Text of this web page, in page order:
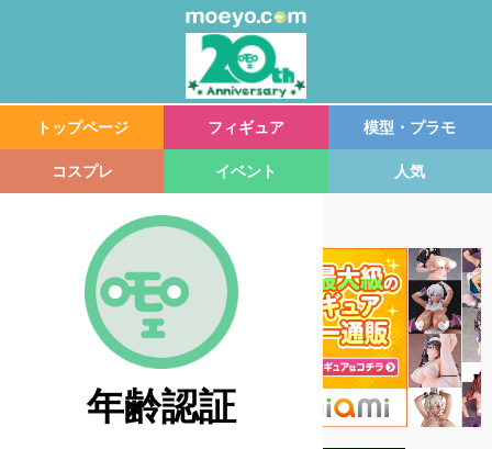
トップページ フィギュア 模型・プラモ
コスプレ イベント 人気
年齢認証